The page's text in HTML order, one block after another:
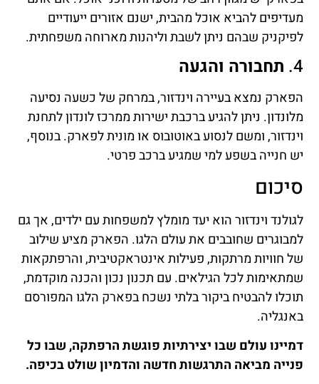
מעדיפים להביא אוכל מהבית, ישנם אזורים ייעודיים
לפיקניק שבהם ניתן לשבת וליהנות מארוחה משפחתית.
4. תחבורה והגעה
הפארק נמצא בעיירה וינדזור, במרחק של כשעה נסיעה
מלונדון. ניתן להגיע ברכבת ישירות ממרכז לונדון לתחנת
וינדזור, ומשם לנסוע באוטובוס או מונית לפארק. בנוסף,
יש חנייה בשפע למי שמגיע ברכב פרטי.
סיכום
לגולנד וינדזור הוא יעד מומלץ למשפחות עם ילדים, אך גם
למבוגרים שחובבים את עולם הלגו. הפארק מציע שילוב
של חוויות מרתקות, פעילות אינטראקטיבית, והרפתקאות
שמתאימות לכל הגילאים. עם תכנון נכון והכנה מוקדמת,
תוכלו להבטיח ביקור בלתי נשכח בפארק הלגו המפורסם
באנגליה.
דמיינו עולם שבו יצירתיות פוגשת הרפתקה, שבו כל
פנייה מביאה התרגשות חדשה והדמיון שולט בכיפה.